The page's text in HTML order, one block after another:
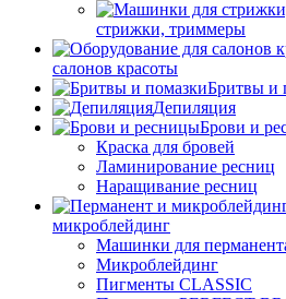
стрижки, триммеры
салонов красоты
Бритвы и
Депиляция
Брови и
Краска для бровей
Ламинирование ресниц
Наращивание ресниц
микроблейдинг
Машинки для
Микроблейдинг
Пигменты CLASSIC